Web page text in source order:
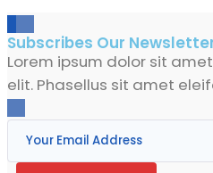
Subscribes Our
Lorem ipsum dolor sit
elit. Phasellus sit amet